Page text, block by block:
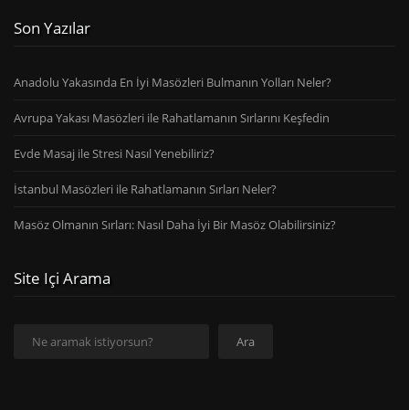
Son Yazılar
Anadolu Yakasında En İyi Masözleri Bulmanın Yolları Neler?
Avrupa Yakası Masözleri ile Rahatlamanın Sırlarını Keşfedin
Evde Masaj ile Stresi Nasıl Yenebiliriz?
İstanbul Masözleri ile Rahatlamanın Sırları Neler?
Masöz Olmanın Sırları: Nasıl Daha İyi Bir Masöz Olabilirsiniz?
Site Içi Arama
Ara